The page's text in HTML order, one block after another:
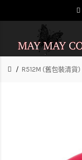
R512M (舊包裝清貨)